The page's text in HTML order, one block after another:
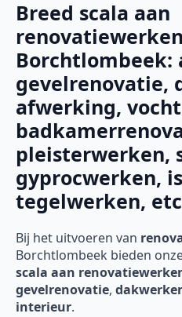
Breed scala aan
Borchtlombeek:
gevelrenovatie,
afwerking,
pleisterwerken,
gyprocwerken,
tegelwerken,
Bij het uitvoeren van
Borchtlombeek bieden
scala aan
gevelrenovatie,
interieur.